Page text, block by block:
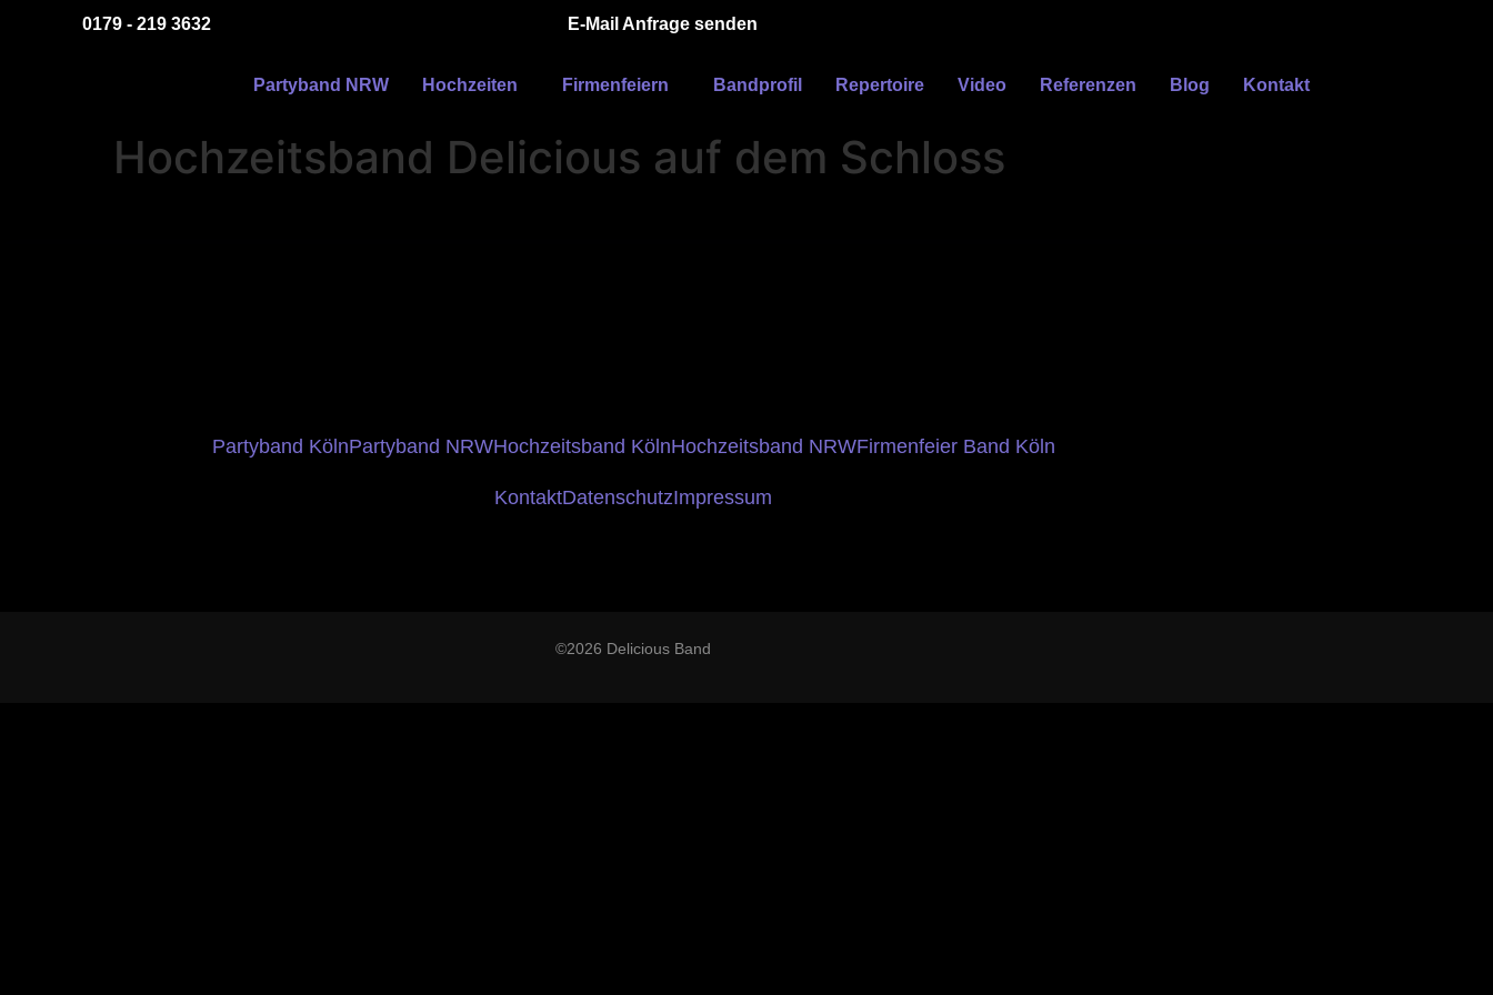
0179 - 219 3632 E-Mail Anfrage senden
Partyband NRW Hochzeiten Firmenfeiern Bandprofil Repertoire Video Referenzen Blog Kontakt
Hochzeitsband Delicious auf dem Schloss
Partyband KölnPartyband NRWHochzeitsband KölnHochzeitsband NRWFirmenfeier Band Köln
KontaktDatenschutzImpressum
©2026 Delicious Band